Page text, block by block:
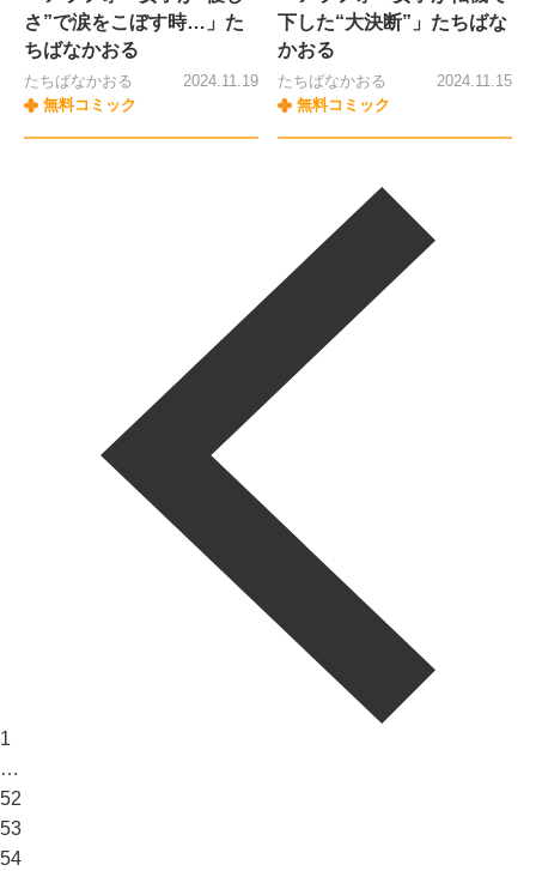
さ”で涙をこぼす時…」た
ちばなかおる
たちばなかおる
無料コミック
2024.11.19
下した“大決断”」たちばな
かおる
たちばなかおる
無料コミック
2024.11.15
1
…
52
53
54